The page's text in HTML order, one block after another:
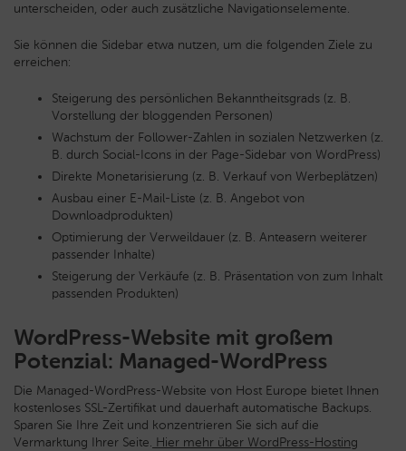
unterscheiden, oder auch zusätzliche Navigationselemente.
Sie können die Sidebar etwa nutzen, um die folgenden Ziele zu
erreichen:
Steigerung des persönlichen Bekanntheitsgrads (z. B.
Vorstellung der bloggenden Personen)
Wachstum der Follower-Zahlen in sozialen Netzwerken (z.
B. durch Social-Icons in der Page-Sidebar von WordPress)
Direkte Monetarisierung (z. B. Verkauf von Werbeplätzen)
Ausbau einer E-Mail-Liste (z. B. Angebot von
Downloadprodukten)
Optimierung der Verweildauer (z. B. Anteasern weiterer
passender Inhalte)
Steigerung der Verkäufe (z. B. Präsentation von zum Inhalt
passenden Produkten)
WordPress-Website mit großem
Potenzial: Managed-WordPress
Die Managed-WordPress-Website von Host Europe bietet Ihnen
kostenloses SSL-Zertifikat und dauerhaft automatische Backups.
Sparen Sie Ihre Zeit und konzentrieren Sie sich auf die
Vermarktung Ihrer Seite. Hier mehr über WordPress-Hosting